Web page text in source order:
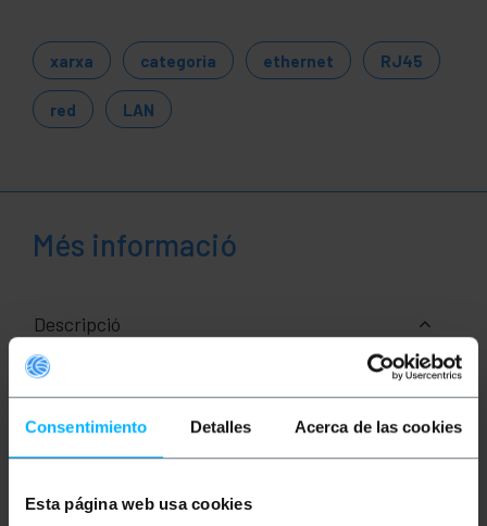
Consentimiento Detalles Acerca de las cookies
Esta página web usa cookies
xarxa categoria ethernet RJ45
red LAN
Més informació
Descripció
transmissió de dades i veu de manera
PVC que actua com a aïllant. Ideal per a ús tant a
Permet interconnectar dispositius que disposin de